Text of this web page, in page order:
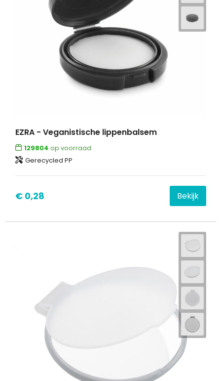
EZRA - Veganistische lippenbalsem
129804 op voorraad
Gerecycled PP
€ 0,28 Bekijk